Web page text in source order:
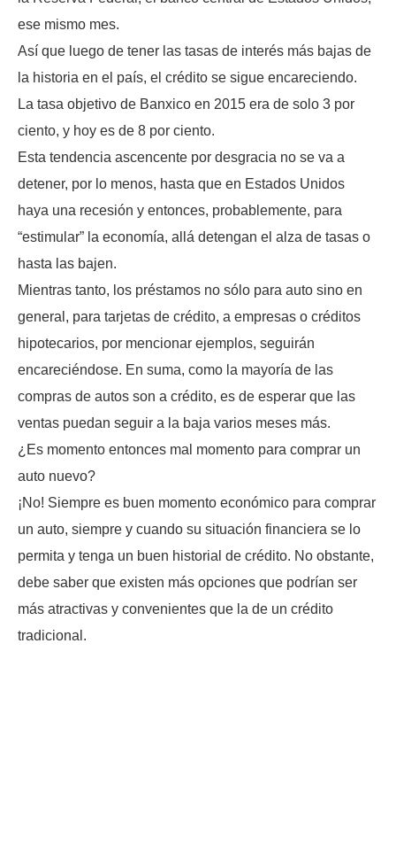
ese mismo mes.
Así que luego de tener las tasas de interés más bajas de
la historia en el país, el crédito se sigue encareciendo.
La tasa objetivo de Banxico en 2015 era de solo 3 por
ciento, y hoy es de 8 por ciento.
Esta tendencia ascencente por desgracia no se va a
detener, por lo menos, hasta que en Estados Unidos
haya una recesión y entonces, probablemente, para
“estimular” la economía, allá detengan el alza de tasas o
hasta las bajen.
Mientras tanto, los préstamos no sólo para auto sino en
general, para tarjetas de crédito, a empresas o créditos
hipotecarios, por mencionar ejemplos, seguirán
encareciéndose. En suma, como la mayoría de las
compras de autos son a crédito, es de esperar que las
ventas puedan seguir a la baja varios meses más.
¿Es momento entonces mal momento para comprar un
auto nuevo?
¡No! Siempre es buen momento económico para comprar
un auto, siempre y cuando su situación financiera se lo
permita y tenga un buen historial de crédito. No obstante,
debe saber que existen más opciones que podrían ser
más atractivas y convenientes que la de un crédito
tradicional.